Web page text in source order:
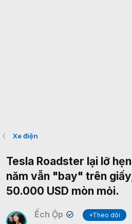
Xe điện
Tesla Roadster lại lỡ
năm vẫn "bay" trên
50.000 USD mòn mỏi.
Ếch Ộp ✔
+Theo dõi